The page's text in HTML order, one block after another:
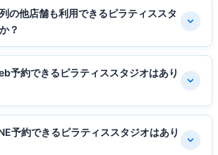
の他店舗も利用できるピラティススタ
？
予約できるピラティススタジオはあり
予約できるピラティススタジオはあり